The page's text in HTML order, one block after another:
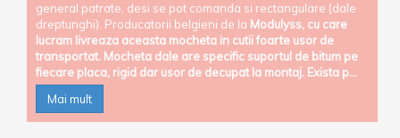
general patrate, desi se pot comanda si rectangulare (dale
dreptunghi). Producatorii belgieni de la Modulyss, cu care
lucram livreaza aceasta mocheta in cutii foarte usor de
transportat. Mocheta dale are specific suportul de bitum pe
fiecare placa, rigid dar usor de decupat la montaj. Exista p...
Mai mult